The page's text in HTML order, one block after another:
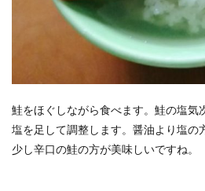
鮭をほぐしながら食べます。鮭の塩気
塩を足して調整します。醤油より塩の
少し辛口の鮭の方が美味しいですね。